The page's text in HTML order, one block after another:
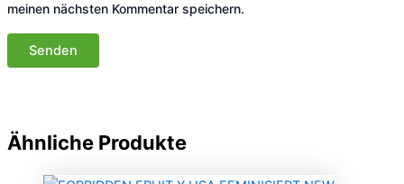
meinen nächsten Kommentar speichern.
Ähnliche Produkte